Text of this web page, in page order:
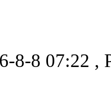
8-8 07:22 ,